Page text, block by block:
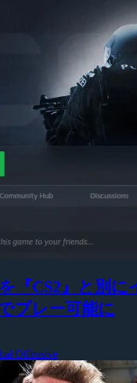
『CS2』と別に
プレー可能に
Offensive